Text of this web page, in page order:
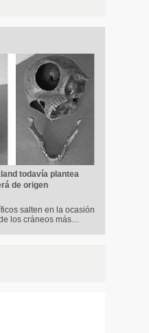
todavía plantea
de origen
salten en la ocasión
los cráneos más…